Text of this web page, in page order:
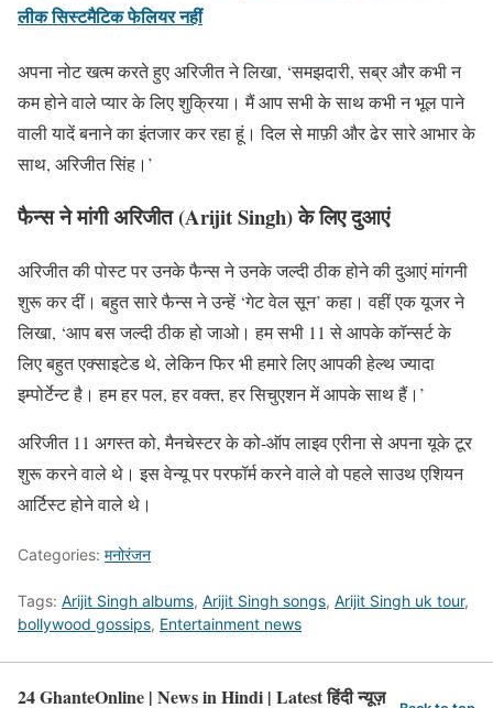
लीक सिस्टमैटिक फेलियर नहीं
अपना नोट खत्म करते हुए अरिजीत ने लिखा, ‘समझदारी, सब्र और कभी न
कम होने वाले प्यार के लिए शुक्रिया। मैं आप सभी के साथ कभी न भूल पाने
वाली यादें बनाने का इंतजार कर रहा हूं। दिल से माफ़ी और ढेर सारे आभार के
साथ, अरिजीत सिंह।’
फैन्स ने मांगी अरिजीत (Arijit Singh) के लिए दुआएं
अरिजीत की पोस्ट पर उनके फैन्स ने उनके जल्दी ठीक होने की दुआएं मांगनी
शुरू कर दीं। बहुत सारे फैन्स ने उन्हें ‘गेट वेल सून’ कहा। वहीं एक यूजर ने
लिखा, ‘आप बस जल्दी ठीक हो जाओ। हम सभी 11 से आपके कॉन्सर्ट के
लिए बहुत एक्साइटेड थे, लेकिन फिर भी हमारे लिए आपकी हेल्थ ज्यादा
इम्पोर्टेन्ट है। हम हर पल, हर वक्त, हर सिचुएशन में आपके साथ हैं।’
अरिजीत 11 अगस्त को, मैनचेस्टर के को-ऑप लाइव एरीना से अपना यूके टूर
शुरू करने वाले थे। इस वेन्यू पर परफॉर्म करने वाले वो पहले साउथ एशियन
आर्टिस्ट होने वाले थे।
Categories: मनोरंजन
Tags: Arijit Singh albums, Arijit Singh songs, Arijit Singh uk tour,
bollywood gossips, Entertainment news
24 GhanteOnline | News in Hindi | Latest हिंदी न्यूज़